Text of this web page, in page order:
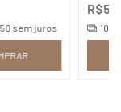
sem juros 10